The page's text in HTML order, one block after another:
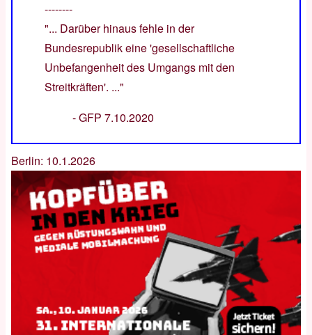
--------
"... Darüber hinaus fehle in der
Bundesrepublik eine 'gesellschaftliche
Unbefangenheit des Umgangs mit den
Streitkräften'. ..."
-GFP 7.10.2020
Berlin: 10.1.2026